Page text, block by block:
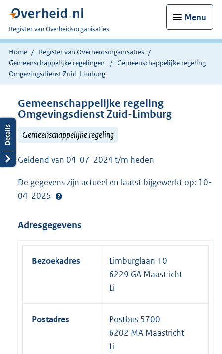
Menu
U
bent
nu
hier:
Register van Overheidsorganisaties
Home
Register van Overheidsorganisaties
Gemeenschappelijke regelingen
Gemeenschappelijke regeling
Omgevingsdienst Zuid-Limburg
Gemeenschappelijke regeling
Omgevingsdienst Zuid-Limburg
Gemeenschappelijke regeling
Geldend van 04-07-2024 t/m heden
De gegevens zijn actueel en laatst bijgewerkt op: 10-
04-2025
Adresgegevens
Bezoekadres
Limburglaan 10
6229 GA Maastricht
Li
Postadres
Postbus 5700
6202 MA Maastricht
Li